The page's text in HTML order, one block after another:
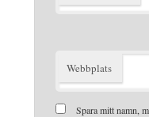
Webbplats
Spara mitt namn,